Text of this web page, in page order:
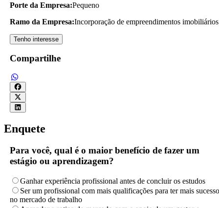
Porte da Empresa:Pequeno
Ramo da Empresa:Incorporação de empreendimentos imobiliários
Tenho interesse
Compartilhe
Enquete
Para você, qual é o maior benefício de fazer um
estágio ou aprendizagem?
Ganhar experiência profissional antes de concluir os estudos
Ser um profissional com mais qualificações para ter mais sucesso
no mercado de trabalho